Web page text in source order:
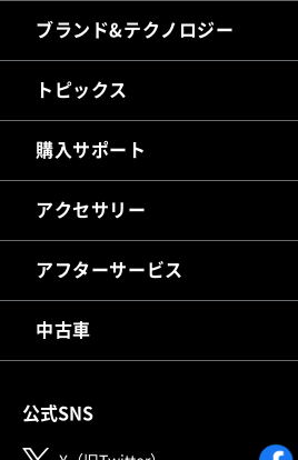
ブランド&テクノロジー
トピックス
購入サポート
アクセサリー
アフターサービス
中古車
公式SNS